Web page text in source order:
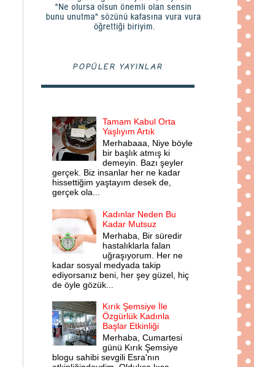
POPÜLER YAYINLAR
Tamam Kabul Orta
Yaşlıyım Artık
Merhabaaa, Niye böyle
bir başlık atmış ki
demeyin. Bazı şeyler
gerçek. Biz insanlar her ne kadar
hissettiğim yaştayım desek de,
gerçek ola...
Kadınlar Neden Bu
Kadar Mutsuz
Merhaba, Bir süredir
hastalıklarla falan
uğraşıyorum. Her ne
kadar sosyal medyada takip
ediyorsanız beni, her şey güzel, hiç
de öyle gözük...
Kırık Şemsiye İle
Özgürlük Kadınla
Başlar Etkinliği
Merhaba, Cumartesi
günü Kırık Şemsiye
blogu sahibi sevgili Esra'nın